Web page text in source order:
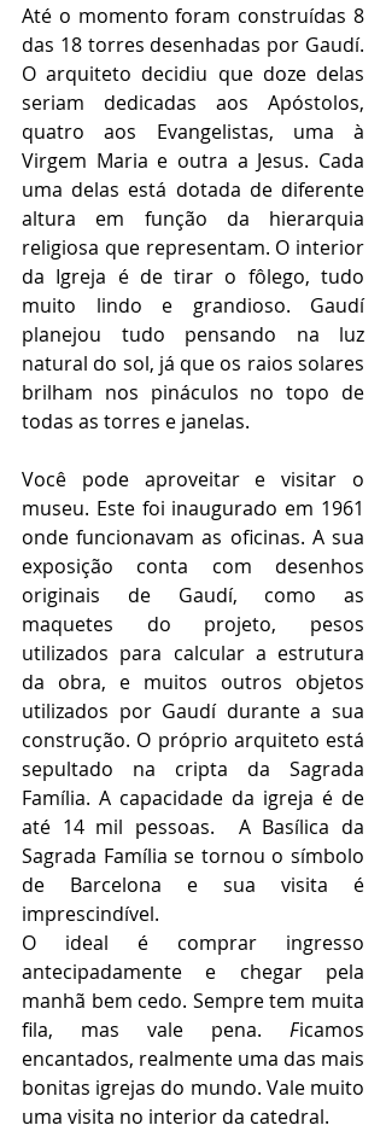
Até o momento foram construídas 8
das 18 torres desenhadas por Gaudí.
O arquiteto decidiu que doze delas
seriam dedicadas aos Apóstolos,
quatro aos Evangelistas, uma à
Virgem Maria e outra a Jesus. Cada
uma delas está dotada de diferente
altura em função da hierarquia
religiosa que representam. O interior
da Igreja é de tirar o fôlego, tudo
muito lindo e grandioso. Gaudí
planejou tudo pensando na luz
natural do sol, já que os raios solares
brilham nos pináculos no topo de
todas as torres e janelas.
Você pode aproveitar e visitar o
museu. Este foi inaugurado em 1961
onde funcionavam as oficinas. A sua
exposição conta com desenhos
originais de Gaudí, como as
maquetes do projeto, pesos
utilizados para calcular a estrutura
da obra, e muitos outros objetos
utilizados por Gaudí durante a sua
construção. O próprio arquiteto está
sepultado na cripta da Sagrada
Família. A capacidade da igreja é de
até 14 mil pessoas.  A Basílica da
Sagrada Família se tornou o símbolo
de Barcelona e sua visita é
imprescindível.
O ideal é comprar ingresso
antecipadamente e chegar pela
manhã bem cedo. Sempre tem muita
fila, mas vale pena. Ficamos
encantados, realmente uma das mais
bonitas igrejas do mundo. Vale muito
uma visita no interior da catedral.